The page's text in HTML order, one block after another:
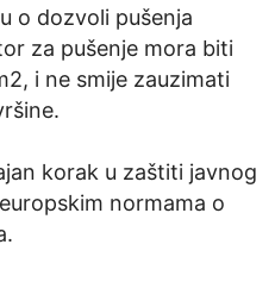
o dozvoli pušenja
za pušenje mora biti
i ne smije zauzimati
korak u zaštiti javnog
normama o